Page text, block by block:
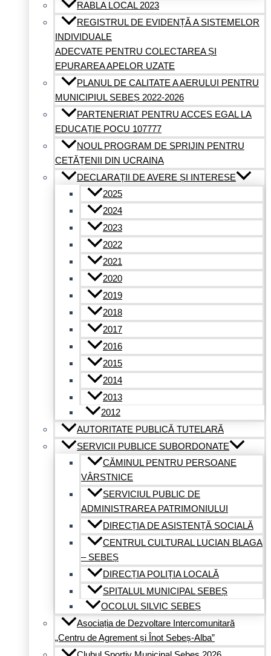
RABLA LOCAL 2023
REGISTRUL DE EVIDENȚĂ A SISTEMELOR
INDIVIDUALE
ADECVATE PENTRU COLECTAREA ȘI
EPURAREA APELOR UZATE
PLANUL DE CALITATE A AERULUI PENTRU
MUNICIPIUL SEBEȘ 2022-2026
PARTENERIAT PENTRU ACCES EGAL LA
EDUCAȚIE POCU 107777
NOUL PROGRAM DE SPRIJIN PENTRU
CETĂȚENII DIN UCRAINA
DECLARAȚII DE AVERE ȘI INTERESE
2025
2024
2023
2022
2021
2020
2019
2018
2017
2016
2015
2014
2013
2012
AUTORITATE PUBLICĂ TUTELARĂ
SERVICII PUBLICE SUBORDONATE
CĂMINUL PENTRU PERSOANE
VÂRSTNICE
SERVICIUL PUBLIC DE
ADMINISTRAREA PATRIMONIULUI
DIRECȚIA DE ASISTENȚĂ SOCIALĂ
CENTRUL CULTURAL LUCIAN BLAGA
– SEBEȘ
DIRECȚIA POLIȚIA LOCALĂ
SPITALUL MUNICIPAL SEBEȘ
OCOLUL SILVIC SEBEȘ
Asociația de Dezvoltare Intercomunitară
„Centru de Agrement și Înot Sebeș-Alba”